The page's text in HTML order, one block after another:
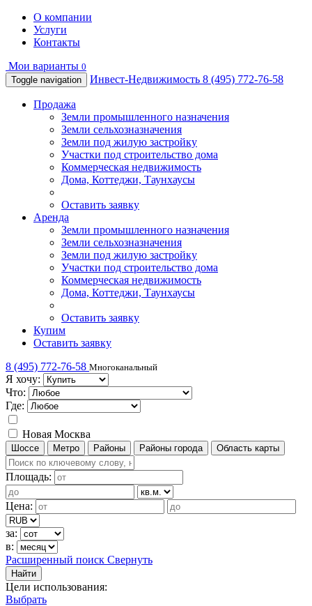
О компании
Услуги
Контакты
Мои варианты 0
Toggle navigation
Инвест-Недвижимость 8 (495) 772-76-58
Продажа
Земли промышленного назначения
Земли сельхозназначения
Земли под жилую застройку
Участки под строительство дома
Коммерческая недвижимость
Дома, Коттеджи, Таунхаусы
Оставить заявку
Аренда
Земли промышленного назначения
Земли сельхозназначения
Земли под жилую застройку
Участки под строительство дома
Коммерческая недвижимость
Дома, Коттеджи, Таунхаусы
Оставить заявку
Купим
Оставить заявку
8 (495) 772-76-58 Многоканальный
Я хочу:
Что:
Где:
Новая Москва
Шоссе Метро Районы Районы города Область карты
Площадь:
Цена:
за:
в:
Расширенный поиск Свернуть
Найти
Цели использования:
Выбрать